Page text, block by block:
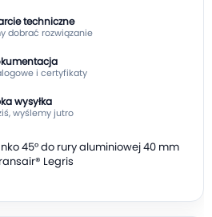
techniczne
dobrać rozwiązanie
i certyfikaty
wysyłka
wyślemy jutro
45° do rury aluminiowej 40 mm
Legris